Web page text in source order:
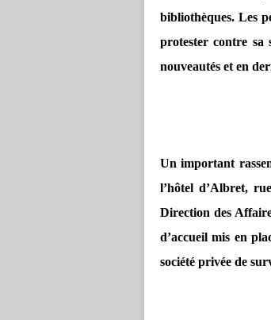
bibliothèques. Les
protester contre sa
nouveautés et en
Un important
l’hôtel d’Albret,
Direction des
d’accueil mis en
société privée de